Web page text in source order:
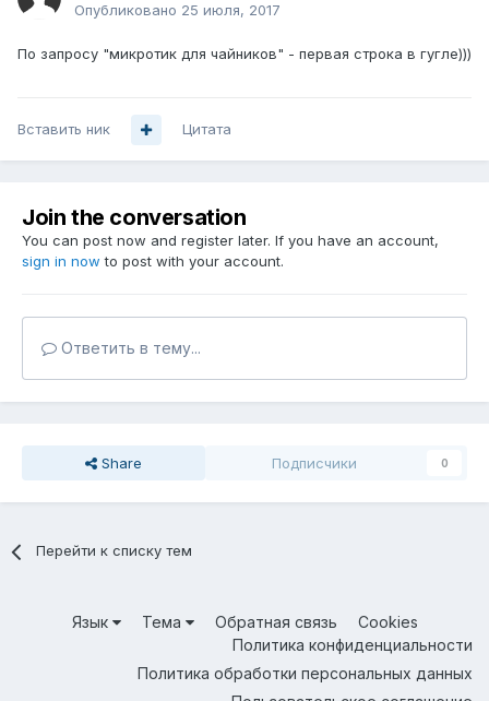
Опубликовано 25 июля, 2017
По запросу "микротик для чайников" - первая строка в гугле)))
Вставить ник Цитата
Join the conversation
You can post now and register later. If you have an account,
sign in now to post with your account.
Ответить в тему...
Share Подписчики 0
Перейти к списку тем
Язык Тема Обратная связь
Cookies
Политика конфиденциальности
Политика обработки персональных данных